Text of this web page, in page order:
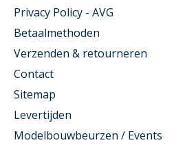
Privacy Policy - AVG
Betaalmethoden
Verzenden & retourneren
Contact
Sitemap
Levertijden
Modelbouwbeurzen / Events